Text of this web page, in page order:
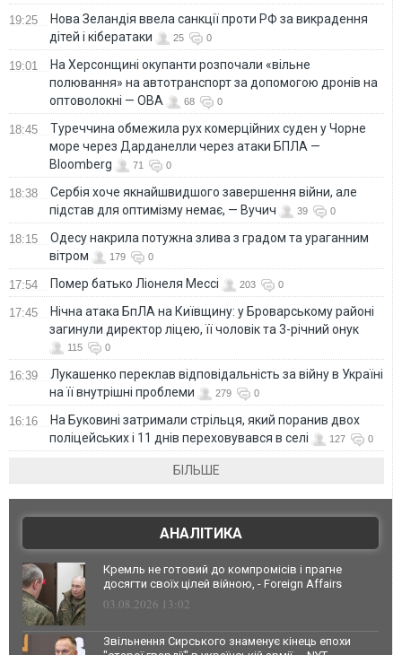
19:25
Нова Зеландія ввела санкції проти РФ за викрадення
дітей і кібератаки
25 0
19:01
На Херсонщині окупанти розпочали «вільне
полювання» на автотранспорт за допомогою дронів на
оптоволокні — ОВА
68 0
18:45
Туреччина обмежила рух комерційних суден у Чорне
море через Дарданелли через атаки БПЛА —
Bloomberg
71 0
18:38
Сербія хоче якнайшвидшого завершення війни, але
підстав для оптимізму немає, — Вучич
39 0
18:15
Одесу накрила потужна злива з градом та ураганним
вітром
179 0
17:54 Помер батько Ліонеля Мессі 203 0
17:45
Нічна атака БпЛА на Київщину: у Броварському районі
загинули директор ліцею, її чоловік та 3-річний онук
115 0
16:39
Лукашенко переклав відповідальність за війну в Україні
на її внутрішні проблеми
279 0
16:16
На Буковині затримали стрільця, який поранив двох
поліцейських і 11 днів переховувався в селі
127 0
БІЛЬШЕ
АНАЛІТИКА
Кремль не готовий до компромісів і прагне
досягти своїх цілей війною, - Foreign Affairs
03.08.2026 13:02
Звільнення Сирського знаменує кінець епохи